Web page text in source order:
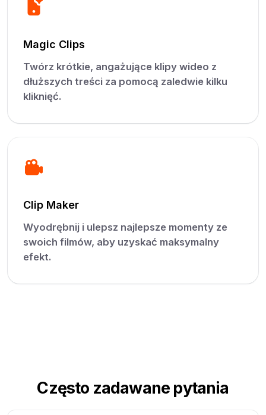
Magic Clips
Twórz krótkie, angażujące klipy wideo z
dłuższych treści za pomocą zaledwie kilku
kliknięć.
Clip Maker
Wyodrębnij i ulepsz najlepsze momenty ze
swoich filmów, aby uzyskać maksymalny
efekt.
Często zadawane pytania